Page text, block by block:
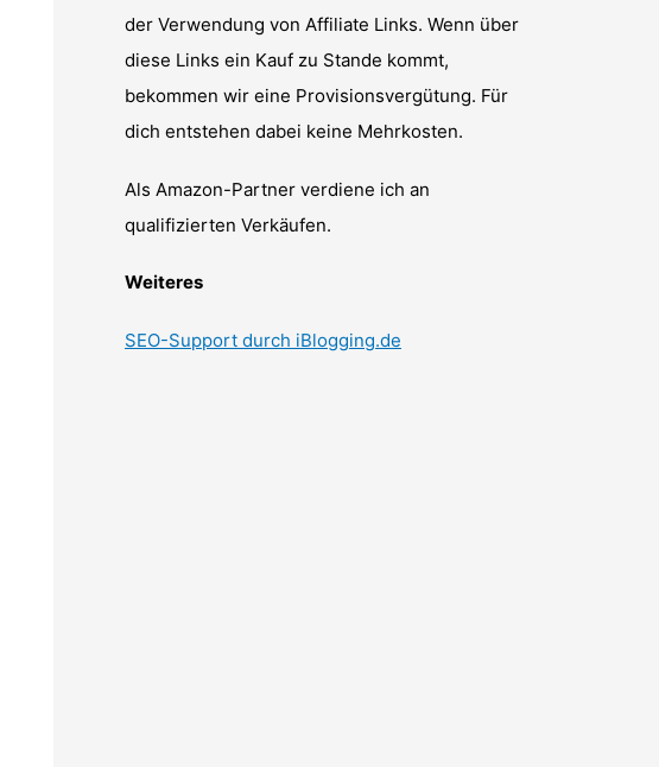
der Verwendung von Affiliate Links. Wenn über
diese Links ein Kauf zu Stande kommt,
bekommen wir eine Provisionsvergütung. Für
dich entstehen dabei keine Mehrkosten.
Als Amazon-Partner verdiene ich an
qualifizierten Verkäufen.
Weiteres
SEO-Support durch iBlogging.de